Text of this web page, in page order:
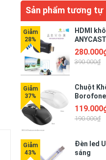
Sản phẩm tương tự
HDMI
độ kết
390.000₫
Chuột
Borofone
190.000₫
Đèn led
sáng